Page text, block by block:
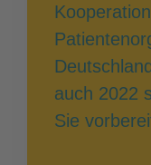
auch 2022
Sie